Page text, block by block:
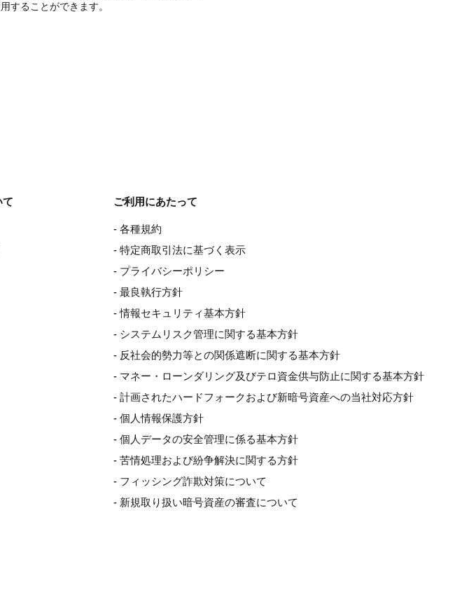
することができます。
て ご利用にあたって
- 各種規約
- 特定商取引法に基づく表示
- プライバシーポリシー
- 最良執行方針
- 情報セキュリティ基本方針
- システムリスク管理に関する基本方針
- 反社会的勢力等との関係遮断に関する基本方針
- マネー・ローンダリング及びテロ資金供与防止に関する基本方針
- 計画されたハードフォークおよび新暗号資産への当社対応方針
- 個人情報保護方針
- 個人データの安全管理に係る基本方針
- 苦情処理および紛争解決に関する方針
- フィッシング詐欺対策について
- 新規取り扱い暗号資産の審査について